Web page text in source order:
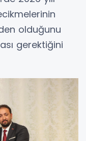
olduğunu
gerektiğini